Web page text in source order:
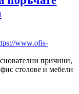
www.ofis-
причини,
столове и мебели